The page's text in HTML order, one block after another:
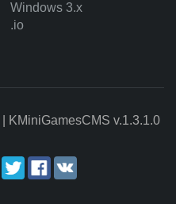
Windows 3.x
.io
| KMiniGamesCMS v.1.3.1.0